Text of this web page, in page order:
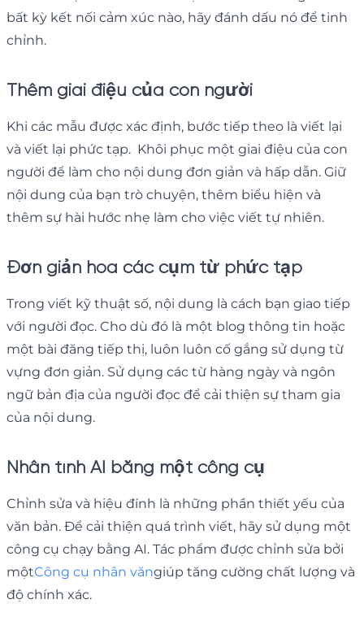
bất kỳ kết nối cảm xúc nào, hãy đánh dấu nó để tinh
chỉnh.
Thêm giai điệu của con người
Khi các mẫu được xác định, bước tiếp theo là viết lại
và viết lại phức tạp. Khôi phục một giai điệu của con
người để làm cho nội dung đơn giản và hấp dẫn. Giữ
nội dung của bạn trò chuyện, thêm biểu hiện và
thêm sự hài hước nhẹ làm cho việc viết tự nhiên.
Đơn giản hóa các cụm từ phức tạp
Trong viết kỹ thuật số, nội dung là cách bạn giao tiếp
với người đọc. Cho dù đó là một blog thông tin hoặc
một bài đăng tiếp thị, luôn luôn cố gắng sử dụng từ
vựng đơn giản. Sử dụng các từ hàng ngày và ngôn
ngữ bản địa của người đọc để cải thiện sự tham gia
của nội dung.
Nhân tính AI bằng một công cụ
Chỉnh sửa và hiệu đính là những phần thiết yếu của
văn bản. Để cải thiện quá trình viết, hãy sử dụng một
công cụ chạy bằng AI. Tác phẩm được chỉnh sửa bởi
mộtCông cụ nhân văngiúp tăng cường chất lượng và
độ chính xác.